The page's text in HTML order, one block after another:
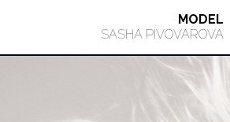
MODEL
SASHA PIVOVAROVA